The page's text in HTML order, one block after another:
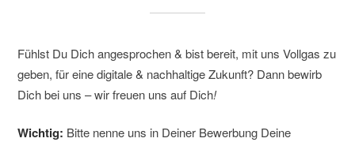
Fühlst Du Dich angesprochen & bist bereit, mit uns Vollgas zu
geben, für eine digitale & nachhaltige Zukunft? Dann bewirb
Dich bei uns – wir freuen uns auf Dich!
Wichtig: Bitte nenne uns in Deiner Bewerbung Deine